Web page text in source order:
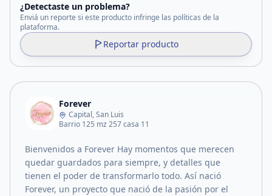
¿Detectaste un problema?
Enviá un reporte si este producto infringe las políticas de la
plataforma.
Reportar producto
Forever
Capital, San Luis
Barrio 125 mz 257 casa 11
Bienvenidos a Forever Hay momentos que merecen
quedar guardados para siempre, y detalles que
tienen el poder de transformarlo todo. Así nació
Forever, un proyecto que nació de la pasión por el